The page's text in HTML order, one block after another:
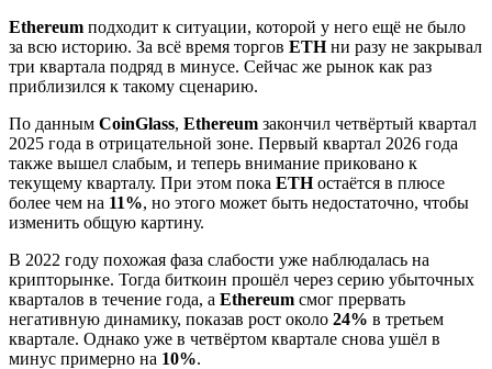
Ethereum подходит к ситуации, которой у него ещё не было
за всю историю. За всё время торгов ETHни разу не закрывал
три квартала подряд в минусе. Сейчас же рынок как раз
приблизился к такому сценарию.
По данным CoinGlass, Ethereum закончил четвёртый квартал
2025 года в отрицательной зоне. Первый квартал 2026 года
также вышел слабым, и теперь внимание приковано к
текущему кварталу. При этом пока ETHостаётся в плюсе
более чем на 11%, но этого может быть недостаточно, чтобы
изменить общую картину.
В 2022 году похожая фаза слабости уже наблюдалась на
крипторынке. Тогда биткоин прошёл через серию убыточных
кварталов в течение года, а Ethereum смог прервать
негативную динамику, показав рост около 24% в третьем
квартале. Однако уже в четвёртом квартале снова ушёл в
минус примерно на 10%.